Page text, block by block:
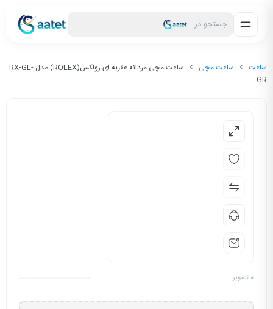
جستجو در
ساعت ساعت مچی
ساعت مچی مردانه عقربه ای رولکس(ROLEX) مدل RX-GL-
GR
0 تصویر